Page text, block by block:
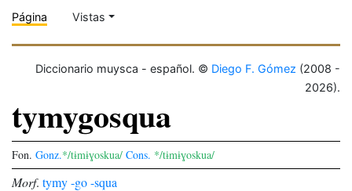
Página Vistas
Diccionario muysca - español. © Diego F. Gómez (2008 -
2026).
tymygosqua
Fon. Gonz.*/tɨmɨɣoskua/ Cons. */tɨmɨɣoskua/
Morf. tymy-go-squa